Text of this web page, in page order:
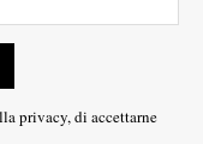
privacy, di accettarne